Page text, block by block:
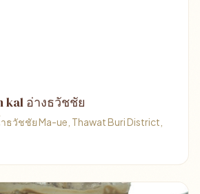
kal อ่างธวัชชัย
ธวัชชัย Ma-ue, Thawat Buri District,